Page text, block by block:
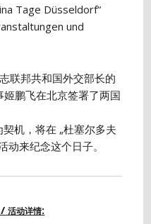
Tage Düsseldorf“
und
联邦共和国外交部长的
鹏飞在北京签署了两国
机，将在 „杜塞尔多夫
动来纪念这个日子。
/活动详情: